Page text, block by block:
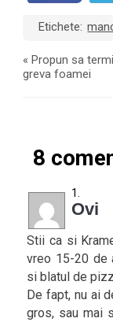
Etichete:
«Propun sa
greva foamei
8
Ovi
Stii ca si
vreo 15-20 de
si blatul de
De fapt, nu ai
gros, sau mai